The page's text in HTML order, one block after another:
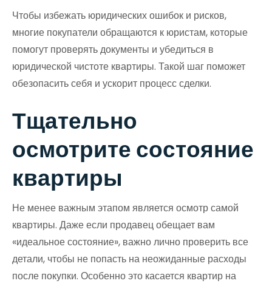
Чтобы избежать юридических ошибок и рисков,
многие покупатели обращаются к юристам, которые
помогут проверять документы и убедиться в
юридической чистоте квартиры. Такой шаг поможет
обезопасить себя и ускорит процесс сделки.
Тщательно
осмотрите состояние
квартиры
Не менее важным этапом является осмотр самой
квартиры. Даже если продавец обещает вам
«идеальное состояние», важно лично проверить все
детали, чтобы не попасть на неожиданные расходы
после покупки. Особенно это касается квартир на